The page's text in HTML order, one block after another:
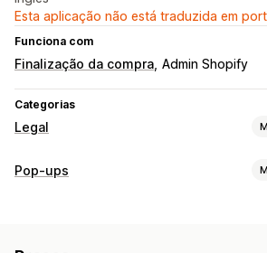
Esta aplicação não está traduzida em
Funciona com
Finalização da compra Admin Shopify
Categorias
Legal
Conformidade
Pop-ups